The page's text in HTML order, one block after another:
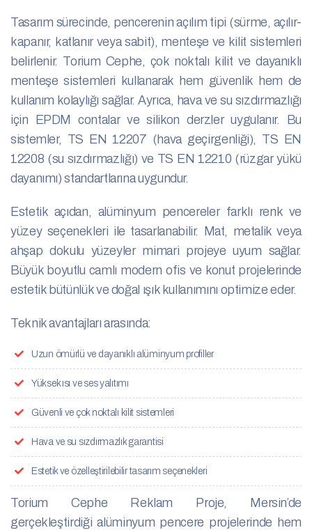
Tasarım sürecinde, pencerenin açılım tipi (sürme, açılır-
kapanır, katlanır veya sabit), menteşe ve kilit sistemleri
belirlenir. Torium Cephe, çok noktalı kilit ve dayanıklı
menteşe sistemleri kullanarak hem güvenlik hem de
kullanım kolaylığı sağlar. Ayrıca, hava ve su sızdırmazlığı
için EPDM contalar ve silikon derzler uygulanır. Bu
sistemler, TS EN 12207 (hava geçirgenliği), TS EN
12208 (su sızdırmazlığı) ve TS EN 12210 (rüzgar yükü
dayanımı) standartlarına uygundur.
Estetik açıdan, alüminyum pencereler farklı renk ve
yüzey seçenekleri ile tasarlanabilir. Mat, metalik veya
ahşap dokulu yüzeyler mimari projeye uyum sağlar.
Büyük boyutlu camlı modern ofis ve konut projelerinde
estetik bütünlük ve doğal ışık kullanımını optimize eder.
Teknik avantajları arasında:
Uzun ömürlü ve dayanıklı alüminyum profiller
Yüksek ısı ve ses yalıtımı
Güvenli ve çok noktalı kilit sistemleri
Hava ve su sızdırmazlık garantisi
Estetik ve özelleştirilebilir tasarım seçenekleri
Torium Cephe Reklam Proje, Mersin’de
gerçekleştirdiği alüminyum pencere projelerinde hem